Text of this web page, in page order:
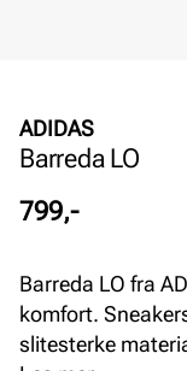
ADIDAS
Barreda LO
Pris
799,-
Barreda LO fra
komfort.
slitesterke